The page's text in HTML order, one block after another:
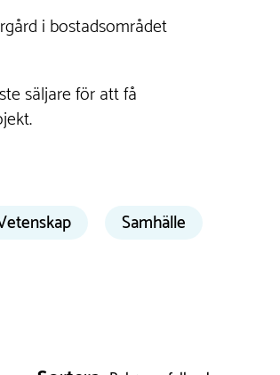
i bostadsområdet
säljare för att få
Samhälle